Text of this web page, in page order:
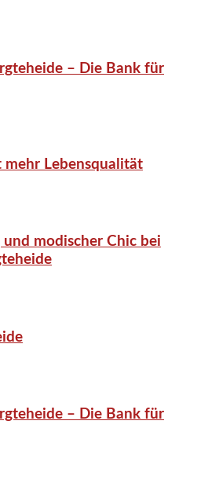
– Die Bank für
Lebensqualität
modischer Chic bei
– Die Bank für